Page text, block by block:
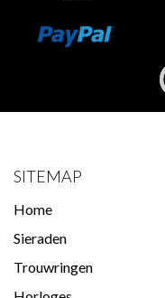
SITEMAP
Home
Sieraden
Trouwringen